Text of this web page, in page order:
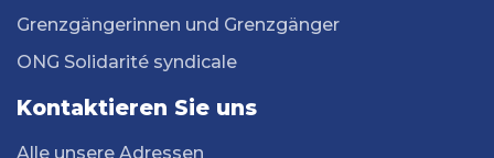
Grenzgängerinnen und Grenzgänger
ONG Solidarité syndicale
Kontaktieren Sie uns
Alle unsere Adressen